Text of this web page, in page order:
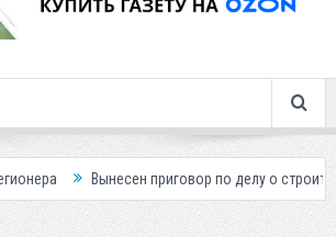
приговор по делу о строительстве